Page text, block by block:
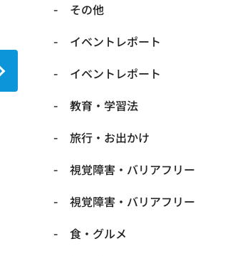
​その他
​イベントレポート
​イベントレポート
​教育・学習法
​旅行・お出かけ
​視覚障害・バリアフリー
​視覚障害・バリアフリー
​食・グルメ